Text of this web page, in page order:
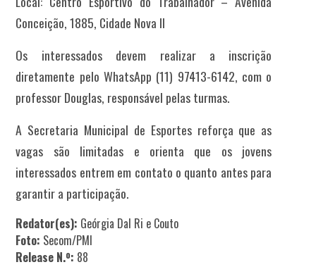
Conceição, 1885, Cidade Nova II
Os interessados devem realizar a inscrição
diretamente pelo WhatsApp (11) 97413-6142, com o
professor Douglas, responsável pelas turmas.
A Secretaria Municipal de Esportes reforça que as
vagas são limitadas e orienta que os jovens
interessados entrem em contato o quanto antes para
garantir a participação.
Redator(es): Geórgia Dal Ri e Couto
Foto: Secom/PMI
Release N.º: 88